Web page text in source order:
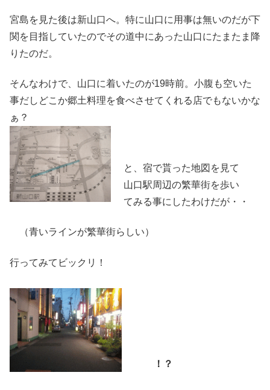
宮島を見た後は新山口へ。特に山口に用事は無いのだが下
関を目指していたのでその道中にあった山口にたまたま降
りたのだ。
そんなわけで、山口に着いたのが19時前。小腹も空いた
事だしどこか郷土料理を食べさせてくれる店でもないかな
ぁ？
と、宿で貰った地図を見て
山口駅周辺の繁華街を歩い
てみる事にしたわけだが・・
（青いラインが繁華街らしい）
行ってみてビックリ！
！？